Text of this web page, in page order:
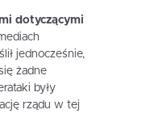
dotyczącymi
jednocześnie,
żadne
były
rządu w tej